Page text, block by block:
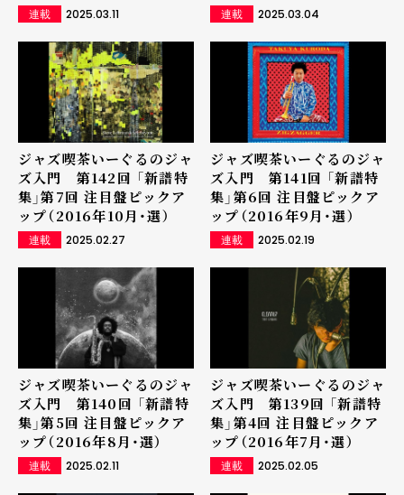
連載 2025.03.11 連載 2025.03.04
ジャズ喫茶いーぐるのジャ
ズ入門 第142回 「新譜特
集」第7回 注目盤ピックア
ップ（2016年10月・選）
連載 2025.02.27
ジャズ喫茶いーぐるのジャ
ズ入門 第141回 「新譜特
集」第6回 注目盤ピックア
ップ（2016年9月・選）
連載 2025.02.19
ジャズ喫茶いーぐるのジャ
ズ入門 第140回 「新譜特
集」第5回 注目盤ピックア
ップ（2016年8月・選）
連載 2025.02.11
ジャズ喫茶いーぐるのジャ
ズ入門 第139回 「新譜特
集」第4回 注目盤ピックア
ップ（2016年7月・選）
連載 2025.02.05